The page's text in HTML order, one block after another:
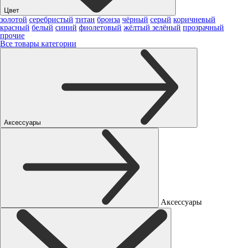
Цвет
золотой серебристый титан бронза чёрный серый коричневый
красный белый синий фиолетовый жёлтый зелёный прозрачный
прочие
Все товары категории
Аксессуары
Аксессуары